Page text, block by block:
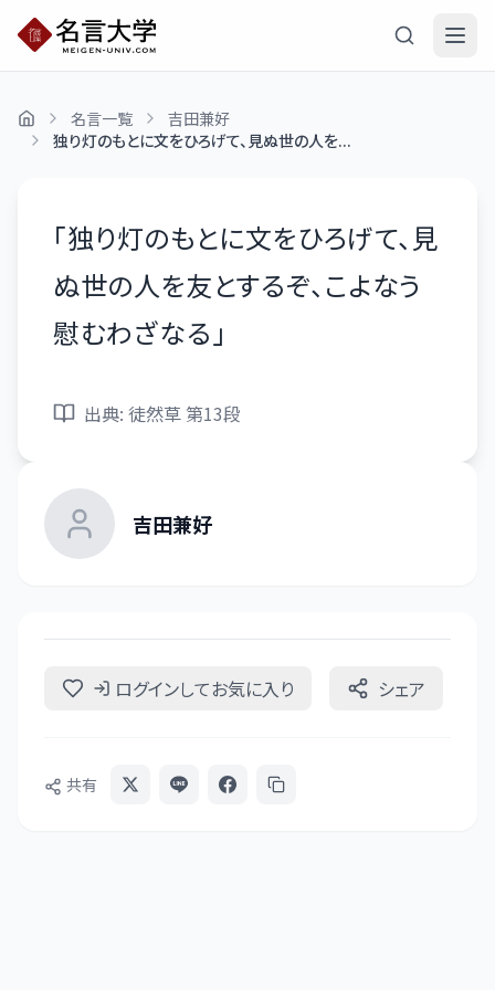
名言一覧
吉田兼好
独り灯のもとに文をひろげて、見ぬ世の人を...
「独り灯のもとに文をひろげて、見
ぬ世の人を友とするぞ、こよなう
慰むわざなる 」
出典: 徒然草 第13段
吉田兼好
ログインしてお気に入り シェア
共有